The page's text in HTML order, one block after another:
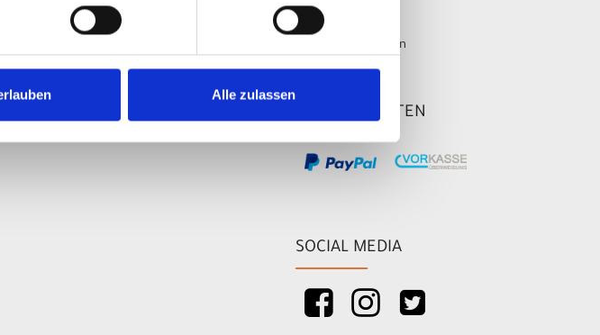
Alle zulassen
Widerrufsrecht
Registrieren
Passwort vergessen
ZAHLUNGSARTEN
SOCIAL MEDIA